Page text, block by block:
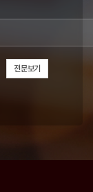
전문보기